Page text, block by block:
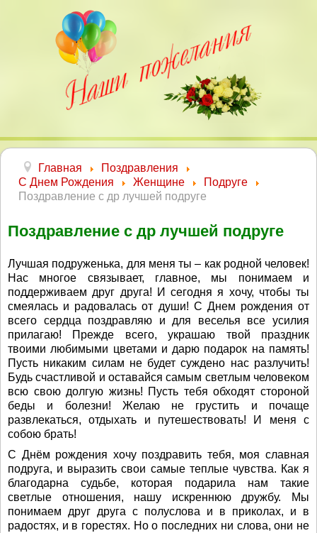
Главная
Поздравления
С Днем Рождения
Женщине
Подруге
Поздравление с др лучшей подруге
Поздравление с др лучшей подруге
Лучшая подруженька, для меня ты – как родной человек!
Нас многое связывает, главное, мы понимаем и
поддерживаем друг друга! И сегодня я хочу, чтобы ты
смеялась и радовалась от души! С Днем рождения от
всего сердца поздравляю и для веселья все усилия
прилагаю! Прежде всего, украшаю твой праздник
твоими любимыми цветами и дарю подарок на память!
Пусть никаким силам не будет суждено нас разлучить!
Будь счастливой и оставайся самым светлым человеком
всю свою долгую жизнь! Пусть тебя обходят стороной
беды и болезни! Желаю не грустить и почаще
развлекаться, отдыхать и путешествовать! И меня с
собою брать!
С Днём рождения хочу поздравить тебя, моя славная
подруга, и выразить свои самые теплые чувства. Как я
благодарна судьбе, которая подарила нам такие
светлые отношения, нашу искреннюю дружбу. Мы
понимаем друг друга с полуслова и в приколах, и в
радостях, и в горестях. Но о последних ни слова, они не